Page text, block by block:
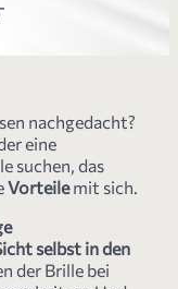
nachgedacht?
eine
suchen, das
Vorteilemit sich.
selbst in den
der Brille bei